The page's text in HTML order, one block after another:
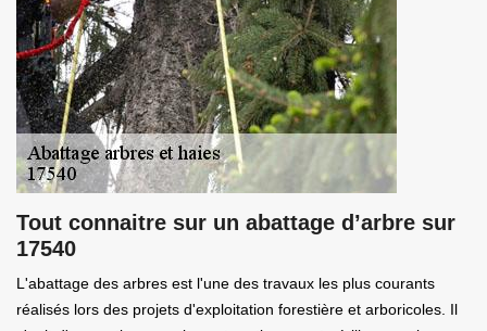
Tout connaitre sur un abattage d’arbre sur
17540
L'abattage des arbres est l'une des travaux les plus courants
réalisés lors des projets d'exploitation forestière et arboricoles. Il